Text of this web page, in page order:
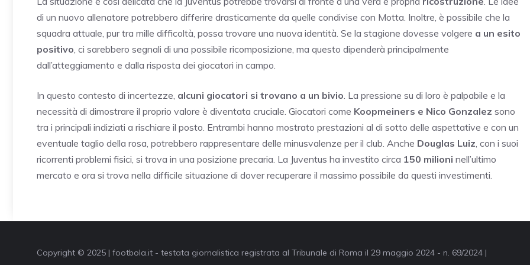
di un nuovo allenatore potrebbero differire drasticamente da quelle condivise con Motta. Inoltre, è possibile che la
squadra attuale, pur tra mille difficoltà, possa trovare una nuova identità. Se la stagione dovesse volgere a un esito
positivo, ci sarebbero segnali di una possibile ricomposizione, ma questo dipenderà principalmente
dall’atteggiamento e dalla risposta dei giocatori in campo.
In questo contesto di incertezze, alcuni giocatori si trovano a un bivio. La pressione su di loro è palpabile e la
necessità di dimostrare il proprio valore è diventata cruciale. Giocatori come Koopmeiners e Nico Gonzalez sono
tra i principali indiziati a rischiare il posto. Entrambi hanno mostrato prestazioni al di sotto delle aspettative e con un
eventuale taglio della rosa, potrebbero rappresentare delle minusvalenze per il club. Anche Douglas Luiz, con i suoi
ricorrenti problemi fisici, si trova in una posizione precaria. La Juventus ha investito circa 150 milioni nell’ultimo
mercato e ora si trova nella difficile situazione di dover recuperare il massimo possibile da questi investimenti.
Copyright © 2025 | footbola.it - testata giornalistica registrata al Tribunale di Roma il 29 maggio 2024 - n. 69/2024 |